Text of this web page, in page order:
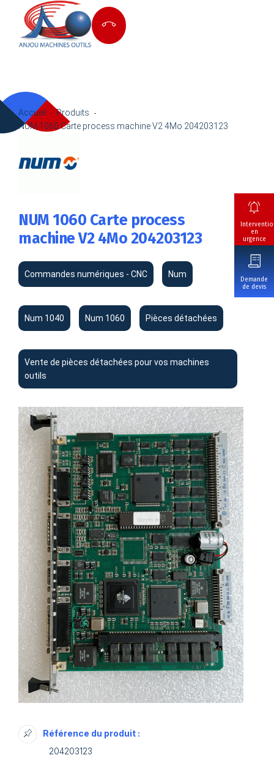
en
urgence
Demande
de devis
Accueil
Produits
NUM 1060 Carte process machine V2 4Mo 204203123
NUM 1060 Carte process
machine V2 4Mo 204203123
Commandes numériques - CNC Num
Num 1040 Num 1060 Pièces détachées
Vente de pièces détachées pour vos machines
outils
Référence du produit :
204203123